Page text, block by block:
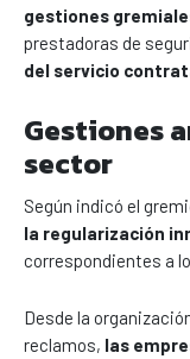
gestiones
prestadoras de
del servicio
Gestiones
sector
Según indicó el
la regularización
correspondientes a
Desde la
reclamos, las